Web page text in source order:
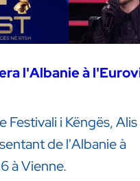
l'Albanie à
Festivali i Këngës, Alis
de l'Albanie à
à Vienne.